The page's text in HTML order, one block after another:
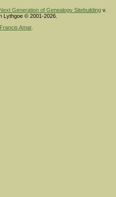
Generation of Genealogy Sitebuildingv.
Lythgoe © 2001-2026.
Francis Amar.